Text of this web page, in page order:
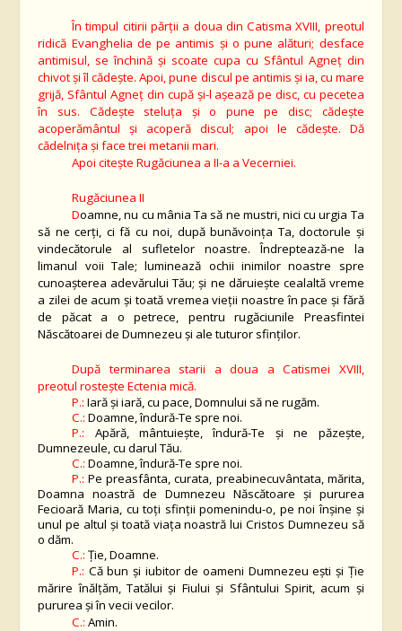
În timpul citirii părţii a doua din Catisma XVIII, preotul
ridică Evanghelia de pe antimis şi o pune alături; desface
antimisul, se închină şi scoate cupa cu Sfântul Agneţ din
chivot şi îl cădeşte. Apoi, pune discul pe antimis şi ia, cu mare
grijă, Sfântul Agneţ din cupă şi-l aşează pe disc, cu pecetea
în sus. Cădeşte steluţa şi o pune pe disc; cădeşte
acoperământul şi acoperă discul; apoi le cădeşte. Dă
cădelniţa şi face trei metanii mari.
Apoi citeşte Rugăciunea a II-a a Vecerniei.
Rugăciunea II
Doamne, nu cu mânia Ta să ne mustri, nici cu urgia Ta
să ne cerți, ci fă cu noi, după bunăvoința Ta, doctorule și
vindecătorule al sufletelor noastre. Îndreptează-ne la
limanul voii Tale; luminează ochii inimilor noastre spre
cunoașterea adevărului Tău; și ne dăruiește cealaltă vreme
a zilei de acum și toată vremea vieții noastre în pace și fără
de păcat a o petrece, pentru rugăciunile Preasfintei
Născătoarei de Dumnezeu și ale tuturor sfinților.
După terminarea starii a doua a Catismei XVIII,
preotul rosteşte Ectenia mică.
P.:Iară şi iară, cu pace, Domnului să ne rugăm.
C.: Doamne, îndură-Te spre noi.
P.: Apără, mântuieşte, îndură-Te şi ne păzeşte,
Dumnezeule, cu darul Tău.
C.: Doamne, îndură-Te spre noi.
P.: Pe preasfânta, curata, preabinecuvântata, mărita,
Doamna noastră de Dumnezeu Născătoare şi pururea
Fecioară Maria, cu toţi sfinţii pomenindu-o, pe noi înşine şi
unul pe altul şi toată viaţa noastră lui Cristos Dumnezeu să
o dăm.
C.: Ţie, Doamne.
P.: Că bun și iubitor de oameni Dumnezeu ești și Ție
mărire înălțăm, Tatălui și Fiului și Sfântului Spirit, acum și
pururea și în vecii vecilor.
C.: Amin.